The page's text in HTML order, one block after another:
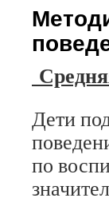
Дети
по